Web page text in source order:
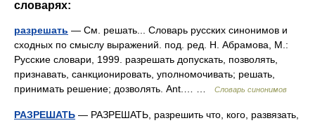
словарях:
разрешать — См. решать... Словарь русских синонимов и
сходных по смыслу выражений. под. ред. Н. Абрамова, М.:
Русские словари, 1999. разрешать допускать, позволять,
признавать, санкционировать, уполномочивать; решать,
принимать решение; дозволять. Ant.… …
Словарь синонимов
РАЗРЕШАТЬ — РАЗРЕШАТЬ, разрешить что, кого, развязать,